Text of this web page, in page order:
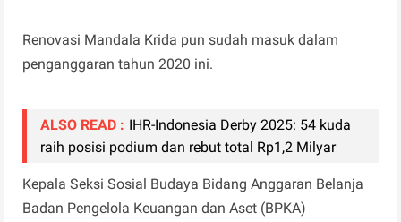
Renovasi Mandala Krida pun sudah masuk dalam
penganggaran tahun 2020 ini.
ALSO READ : IHR-Indonesia Derby 2025: 54 kuda
raih posisi podium dan rebut total Rp1,2 Milyar
Kepala Seksi Sosial Budaya Bidang Anggaran Belanja
Badan Pengelola Keuangan dan Aset (BPKA)